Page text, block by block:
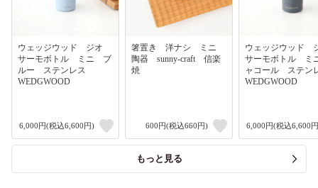
ウェッジウッド ジオ
サーモボトル ミニ ブ
ルー ステンレス
WEDGWOOD
6,000円(税込6,600円)
箸置き 洋ナシ ミニ
陶器 sunny-craft 信楽
焼
600円(税込660円)
ウェッジウッド
サーモボトル
ャコール ステ
WEDGWOOD
6,000円(税込6,600
もっと見る